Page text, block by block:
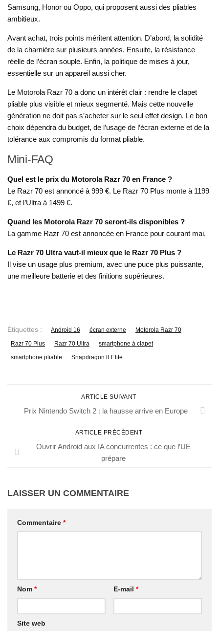
Samsung, Honor ou Oppo, qui proposent aussi des pliables
ambitieux.
Avant achat, trois points méritent attention. D’abord, la solidité
de la charnière sur plusieurs années. Ensuite, la résistance
réelle de l’écran souple. Enfin, la politique de mises à jour,
essentielle sur un appareil aussi cher.
Le Motorola Razr 70 a donc un intérêt clair : rendre le clapet
pliable plus visible et mieux segmenté. Mais cette nouvelle
génération ne doit pas s’acheter sur le seul effet design. Le bon
choix dépendra du budget, de l’usage de l’écran externe et de la
tolérance aux compromis du format pliable.
Mini-FAQ
Quel est le prix du Motorola Razr 70 en France ?
Le Razr 70 est annoncé à 999 €. Le Razr 70 Plus monte à 1199
€, et l’Ultra à 1499 €.
Quand les Motorola Razr 70 seront-ils disponibles ?
La gamme Razr 70 est annoncée en France pour courant mai.
Le Razr 70 Ultra vaut-il mieux que le Razr 70 Plus ?
Il vise un usage plus premium, avec une puce plus puissante,
une meilleure batterie et des finitions supérieures.
Étiquettes : Android 16 écran externe
Motorola Razr 70
Razr 70 Plus
Razr 70 Ultra
smartphone à clapet
smartphone pliable
Snapdragon 8 Elite
ARTICLE SUIVANT
Prix Nintendo Switch 2 : la hausse arrive en Europe
ARTICLE PRÉCÉDENT
Ouvrir Android aux IA concurrentes : ce que l’UE
prépare
LAISSER UN COMMENTAIRE
Commentaire *
Nom * E-mail *
Site web